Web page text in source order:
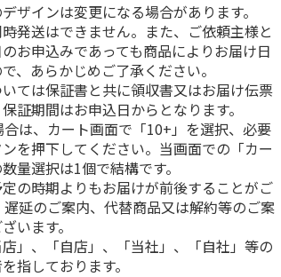
ザインは変更になる場合があります。
発送はできません。また、ご依頼主様と
お申込みであっても商品によりお届け日
、あらかじめご了承ください。
ては保証書と共に領収書又はお届け伝票
証期間はお申込日からとなります。
は、カート画面で「10+」を選択、必要
を押下してください。当画面での「カー
量選択は1個で結構です。
の時期よりもお届けが前後することがご
延のご案内、代替商品又は解約等のご案
います。
」、「自店」、「当社」、「自社」等の
指しております。